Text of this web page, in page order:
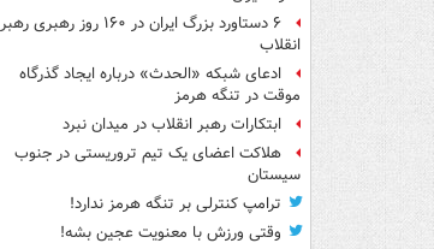
۶ دستاورد بزرگ ایران در ۱۶۰ روز رهبری رهبر
انقلاب
ادعای شبکه «الحدث» درباره ایجاد گذرگاه
موقت در تنگه هرمز
ابتکارات رهبر انقلاب در میدان نبرد
هلاکت اعضای یک تیم تروریستی در جنوب
سیستان
ترامپ کنترلی بر تنگه هرمز ندارد!
وقتی ورزش با معنویت عجین بشه!